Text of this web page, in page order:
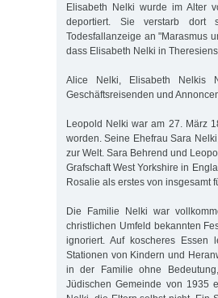
Elisabeth Nelki wurde im Alter
deportiert. Sie verstarb
Todesfallanzeige an "Marasmus
dass Elisabeth Nelki in
Alice Nelki, Elisabeth Nelkis
Geschäftsreisenden und
Leopold Nelki war am 27. März
worden. Seine Ehefrau Sara
zur Welt. Sara Behrend und
Grafschaft West Yorkshire in
Rosalie als erstes von insgesamt
Die Familie Nelki war
christlichen Umfeld bekannten
ignoriert. Auf koscheres Essen
Stationen von Kindern und
in der Familie ohne
Jüdischen Gemeinde von 1935